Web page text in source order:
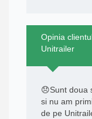
Opinia
Unitrailer
😞Sunt doua
si nu am
de pe